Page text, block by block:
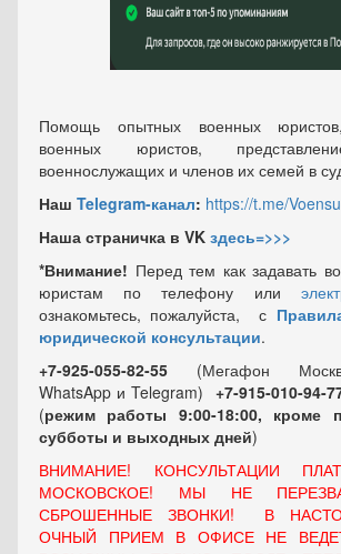
Помощь опытных военных юристов,
военных юристов,
военнослужащих и членов их семей в
Наш Telegram-канал: https://t.me/
Наша страничка в VK здесь=>>>
*Внимание! Перед тем как задавать
юристам по телефону или
ознакомьтесь, пожалуйста, с
юридической консультации.
+7-925-055-82-55 (Мегафон
WhatsApp и Telegram) +7-915-010-94-
(режим работы 9:00-18:00, кроме
субботы и выходных дней)
ВНИМАНИЕ! КОНСУЛЬТАЦИИ
МОСКОВСКОЕ! МЫ НЕ
СБРОШЕННЫЕ ЗВОНКИ! В
ОЧНЫЙ ПРИЕМ В ОФИСЕ НЕ